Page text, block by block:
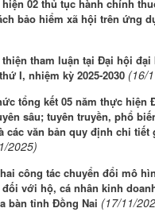
02 thủ tục hành chính
bảo hiểm xã hội trên ứng
tham luận tại Đại hội
I, nhiệm kỳ 2025-2030 (16/
tổng kết 05 năm thực hiện
sâu; tuyên truyền, phổ
các văn bản quy định chi tiết
2025)
công tác chuyển đổi mô
với hộ, cá nhân kinh
bàn tỉnh Đồng Nai (17/11/